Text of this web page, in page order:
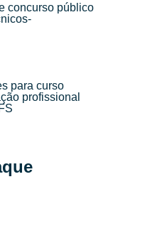
concurso público
para curso
profissional